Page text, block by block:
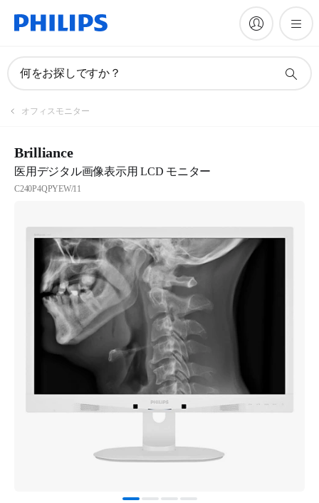
何をお探しですか？
オフィスモニター
Brilliance
医用デジタル画像表示用 LCD モニター
C240P4QPYEW/11